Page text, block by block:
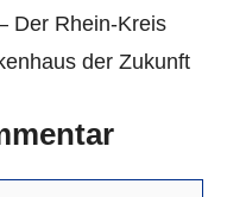
Der Rhein-Kreis
der Zukunft